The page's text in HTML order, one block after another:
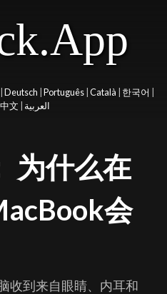
|Deutsch |Português |Català 한국어
中文 العربية
为什么在
会
收到来自眼睛、内耳和